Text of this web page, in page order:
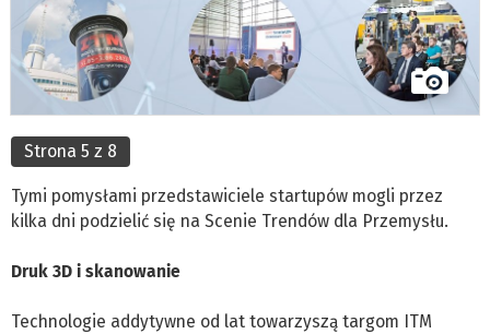
Strona 5 z 8
Tymi pomysłami przedstawiciele startupów mogli przez
kilka dni podzielić się na Scenie Trendów dla Przemysłu.
Druk 3D i skanowanie
Technologie addytywne od lat towarzyszą targom ITM